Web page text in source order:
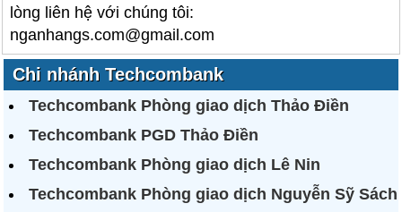
lòng liên hệ với chúng tôi:
nganhangs.com@gmail.com
Chi nhánh Techcombank
Techcombank Phòng giao dịch Thảo Điền
Techcombank PGD Thảo Điền
Techcombank Phòng giao dịch Lê Nin
Techcombank Phòng giao dịch Nguyễn Sỹ Sách